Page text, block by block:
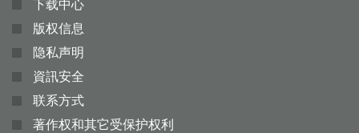
下载中心
版权信息
隐私声明
資訊安全
联系方式
著作权和其它受保护权利